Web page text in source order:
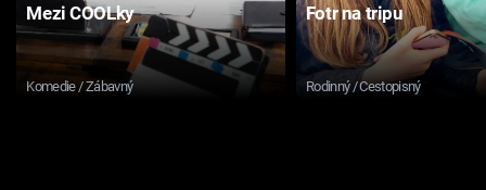
Mezi COOLky
Komedie / Zábavný
Fotr na tripu
Rodinný / Cestopisný